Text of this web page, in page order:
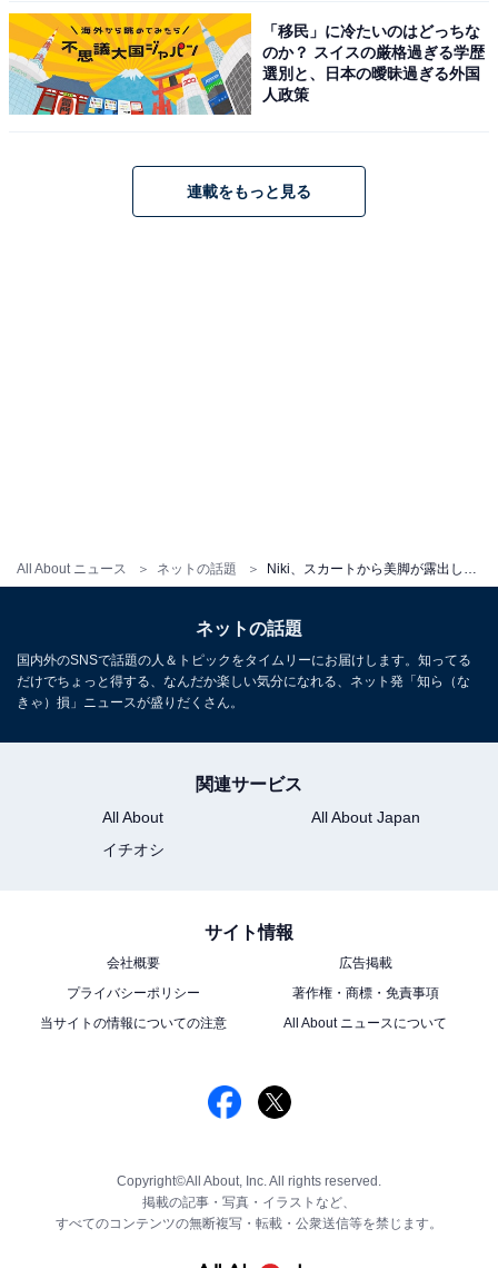
All About ニュース ネットの話題
「移民」に冷たいのはどっちな
のか？ スイスの厳格過ぎる学歴
選別と、日本の曖昧過ぎる外国
人政策
連載をもっと見る
ネットの話題
国内外のSNSで話題の人＆トピックをタイムリーにお届けします。知ってる
だけでちょっと得する、なんだか楽しい気分になれる、ネット発「知ら（な
きゃ）損」ニュースが盛りだくさん。
関連サービス
All About
All About Japan
イチオシ
サイト情報
会社概要
広告掲載
プライバシーポリシー
著作権・商標・免責事項
当サイトの情報についての注意
All About ニュースについて
Copyright©All About, Inc. All rights reserved.
掲載の記事・写真・イラストなど、
すべてのコンテンツの無断複写・転載・公衆送信等を禁じます。